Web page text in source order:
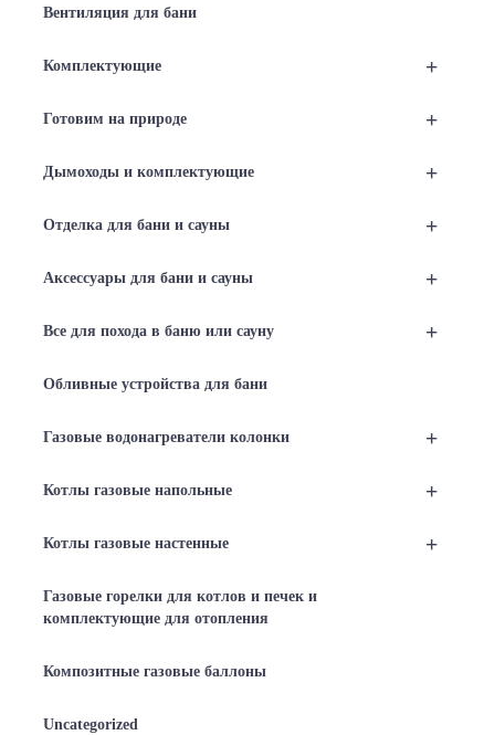
Вентиляция для бани
+
Комплектующие
+
Готовим на природе
+
Дымоходы и комплектующие
+
Отделка для бани и сауны
+
Аксессуары для бани и сауны
+
Все для похода в баню или сауну
Обливные устройства для бани
+
Газовые водонагреватели колонки
+
Котлы газовые напольные
+
Котлы газовые настенные
Газовые горелки для котлов и печек и
комплектующие для отопления
Композитные газовые баллоны
Uncategorized